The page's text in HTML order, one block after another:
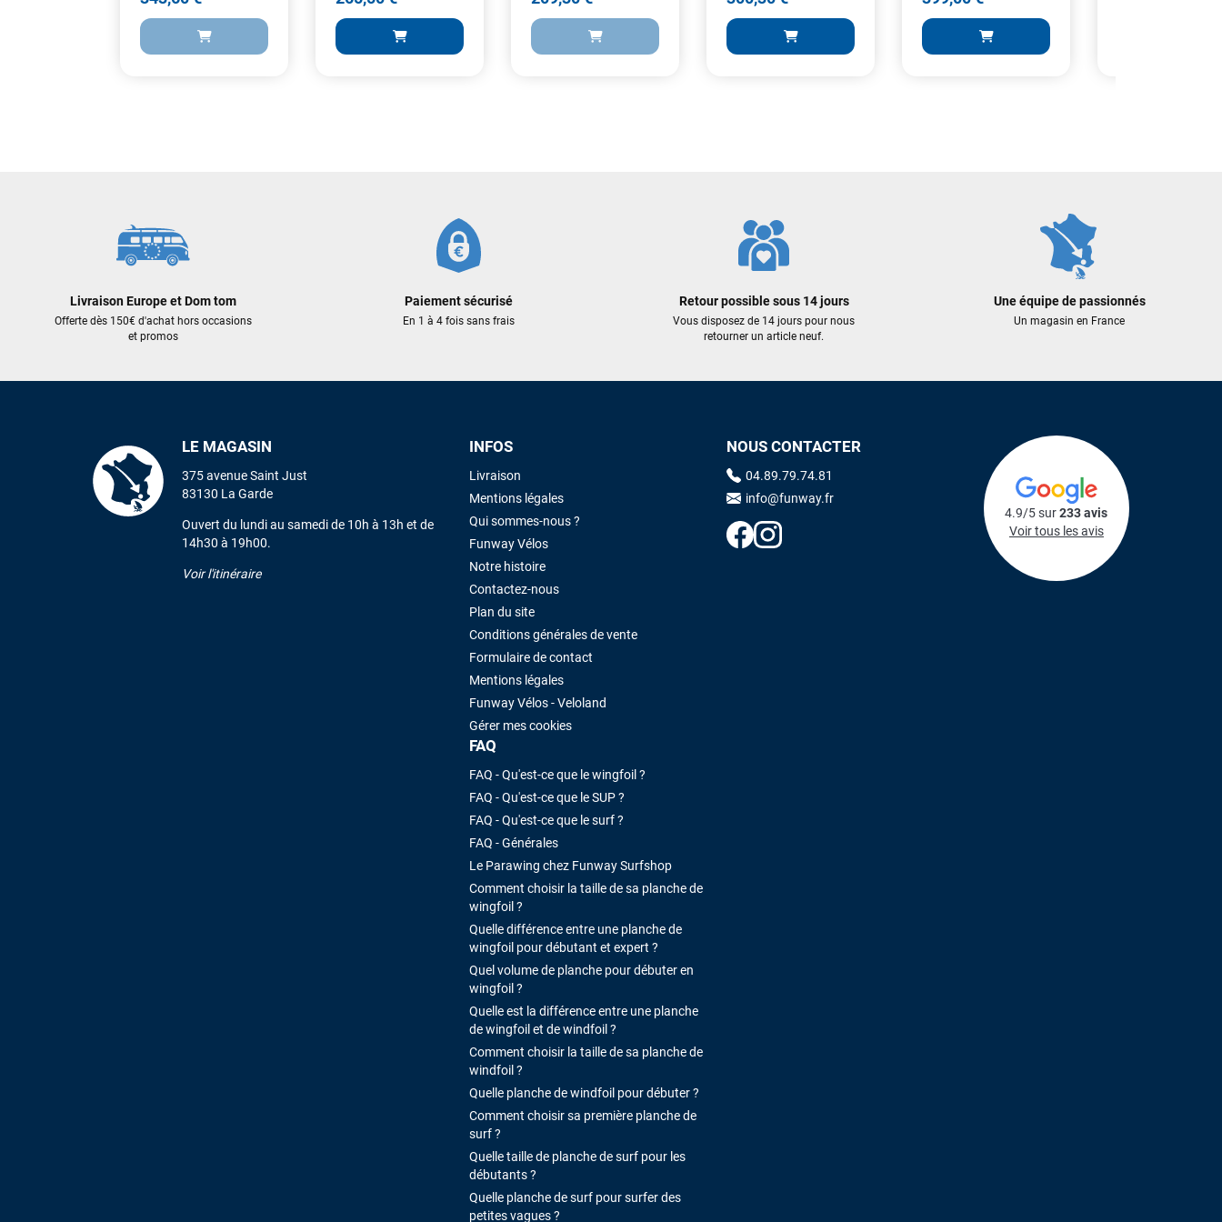
Livraison Europe et Dom tom
Offerte dès 150€ d'achat hors occasions
et promos
Paiement sécurisé
En 1 à 4 fois sans frais
Retour possible sous 14 jours
Vous disposez de 14 jours pour nous
retourner un article neuf.
Une équipe de passionnés
Un magasin en France
LE MAGASIN
375 avenue Saint Just
83130 La Garde
Ouvert du lundi au samedi de 10h à 13h et de
14h30 à 19h00.
Voir l'itinéraire
INFOS
Livraison
Mentions légales
Qui sommes-nous ?
Funway Vélos
Notre histoire
Contactez-nous
Plan du site
Conditions générales de vente
Formulaire de contact
Mentions légales
Funway Vélos - Veloland
Gérer mes cookies
FAQ
FAQ - Qu'est-ce que le wingfoil ?
FAQ - Qu'est-ce que le SUP ?
FAQ - Qu'est-ce que le surf ?
FAQ - Générales
Le Parawing chez Funway Surfshop
Comment choisir la taille de sa planche de
wingfoil ?
Quelle différence entre une planche de
wingfoil pour débutant et expert ?
Quel volume de planche pour débuter en
wingfoil ?
Quelle est la différence entre une planche
de wingfoil et de windfoil ?
Comment choisir la taille de sa planche de
windfoil ?
Quelle planche de windfoil pour débuter ?
Comment choisir sa première planche de
surf ?
Quelle taille de planche de surf pour les
débutants ?
Quelle planche de surf pour surfer des
petites vagues ?
NOUS CONTACTER
04.89.79.74.81
info@funway.fr
4.9/5 sur233 avis
Voir tous les avis
Sébastien BACHELIER
il y a 3 semaines
J'ai acheté une voile d'occasion depuis Tahiti. Super service. L'envoi a
été rapide. La voile est arrivée en super état. Mauruuru roa.
VOIR TOUS LES AVIS LAISSER UN AVIS